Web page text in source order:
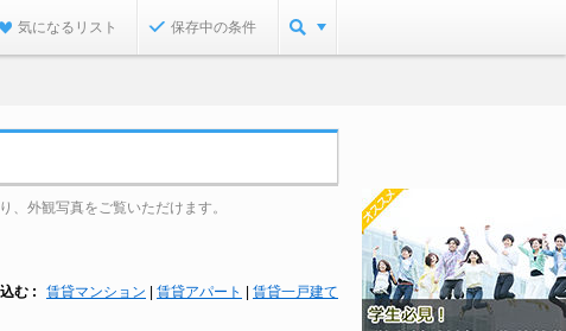
気になるリスト 保存中の条件
、外観写真をご覧いただけます。
む 賃貸マンション 賃貸アパート 賃貸一戸建て